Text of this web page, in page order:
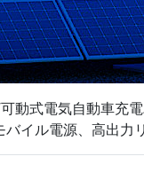
動式電気自動車充
イル電源、高出力